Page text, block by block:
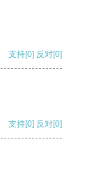
支持[0] 反对[0]
支持[0] 反对[0]